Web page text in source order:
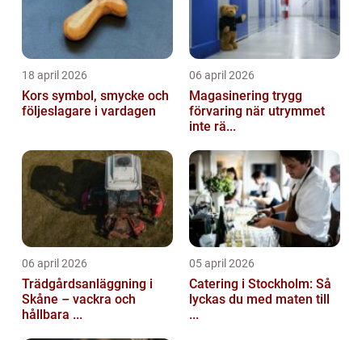
18 april 2026
Kors symbol, smycke och
följeslagare i vardagen
06 april 2026
Magasinering trygg
förvaring när utrymmet
inte rä...
06 april 2026
Trädgårdsanläggning i
Skåne – vackra och
hållbara ...
05 april 2026
Catering i Stockholm: Så
lyckas du med maten till
...